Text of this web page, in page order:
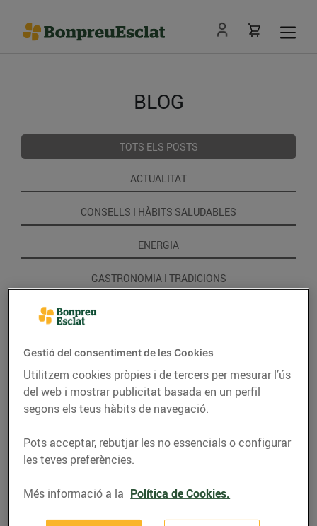
BLOG
TOTS ELS POSTS
ACTUALITAT
CONSELLS I HÀBITS SALUDABLES
ENERGIA
GASTRONOMIA I TRADICIONS
RECEPTES
Gestió del consentiment de les Cookies
Utilitzem cookies pròpies i de tercers per mesurar l’ús
del web i mostrar publicitat basada en un perfil
segons els teus hàbits de navegació.
Pots acceptar, rebutjar les no essencials o configurar
les teves preferències.
Més informació a la Política de Cookies.